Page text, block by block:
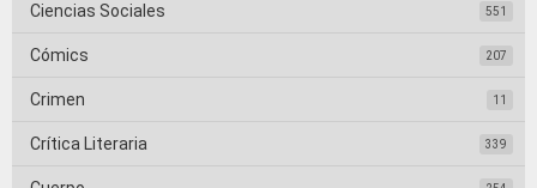
Ciencias Sociales 551
Cómics 207
Crimen 11
Crítica Literaria 339